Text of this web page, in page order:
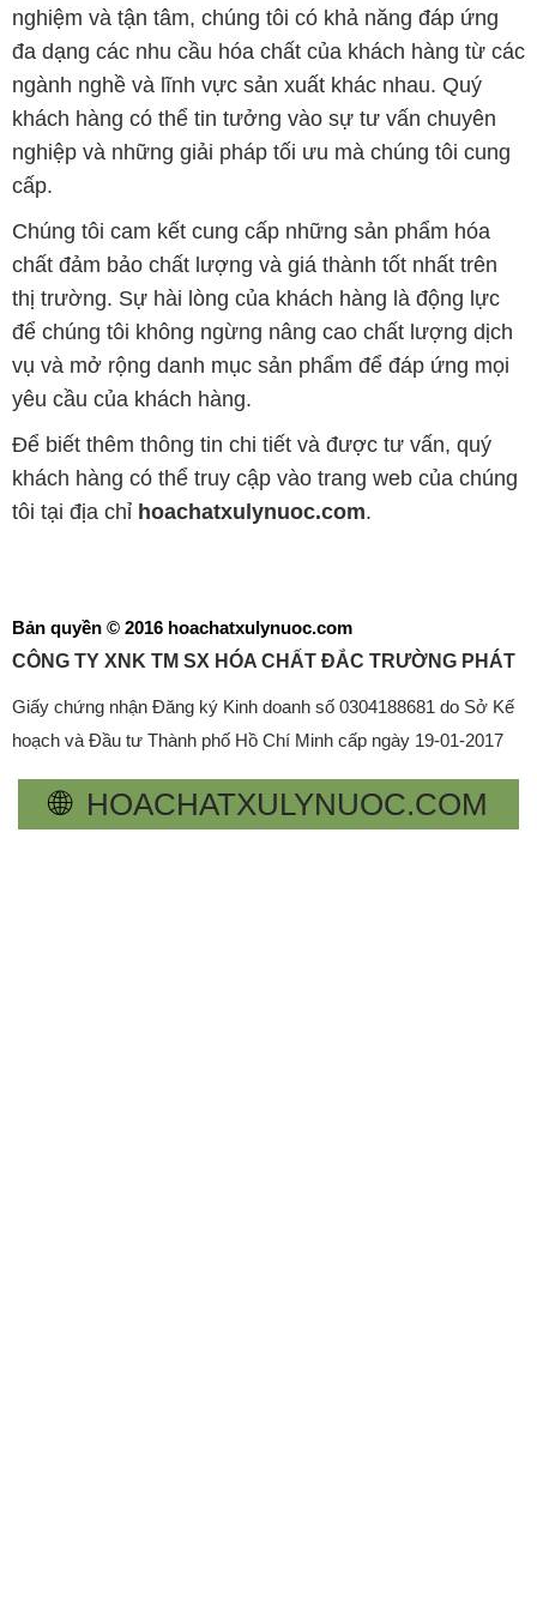
nghiệm và tận tâm, chúng tôi có khả năng đáp ứng
đa dạng các nhu cầu hóa chất của khách hàng từ các
ngành nghề và lĩnh vực sản xuất khác nhau. Quý
khách hàng có thể tin tưởng vào sự tư vấn chuyên
nghiệp và những giải pháp tối ưu mà chúng tôi cung
cấp.
Chúng tôi cam kết cung cấp những sản phẩm hóa
chất đảm bảo chất lượng và giá thành tốt nhất trên
thị trường. Sự hài lòng của khách hàng là động lực
để chúng tôi không ngừng nâng cao chất lượng dịch
vụ và mở rộng danh mục sản phẩm để đáp ứng mọi
yêu cầu của khách hàng.
Để biết thêm thông tin chi tiết và được tư vấn, quý
khách hàng có thể truy cập vào trang web của chúng
tôi tại địa chỉ hoachatxulynuoc.com.
Bản quyền © 2016 hoachatxulynuoc.com
CÔNG TY XNK TM SX HÓA CHẤT ĐẮC TRƯỜNG PHÁT
Giấy chứng nhận Đăng ký Kinh doanh số 0304188681 do Sở Kế
hoạch và Đầu tư Thành phố Hồ Chí Minh cấp ngày 19-01-2017
🌐 HOACHATXULYNUOC.COM